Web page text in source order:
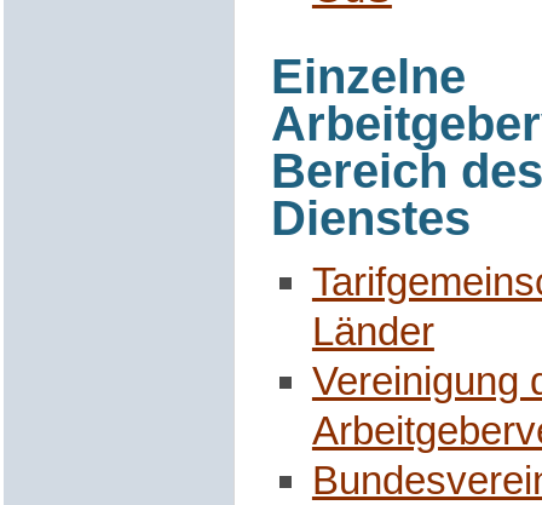
Einzelne
Bereich
Dienstes
Länder
Vereinigung